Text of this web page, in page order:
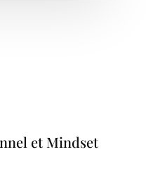
et Mindset